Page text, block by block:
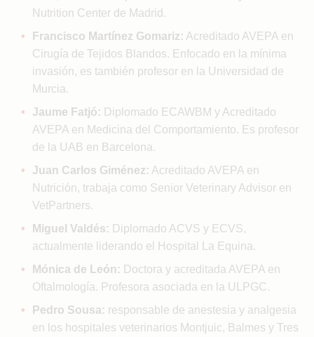
Nutrition Center de Madrid.
Francisco Martínez Gomariz: Acreditado AVEPA en
Cirugía de Tejidos Blandos. Enfocado en la mínima
invasión, es también profesor en la Universidad de
Murcia.
Jaume Fatjó: Diplomado ECAWBM y Acreditado
AVEPA en Medicina del Comportamiento. Es profesor
de la UAB en Barcelona.
Juan Carlos Giménez: Acreditado AVEPA en
Nutrición, trabaja como Senior Veterinary Advisor en
VetPartners.
Miguel Valdés: Diplomado ACVS y ECVS,
actualmente liderando el Hospital La Equina.
Mónica de León: Doctora y acreditada AVEPA en
Oftalmología. Profesora asociada en la ULPGC.
Pedro Sousa: responsable de anestesia y analgesia
en los hospitales veterinarios Montjuic, Balmes y Tres